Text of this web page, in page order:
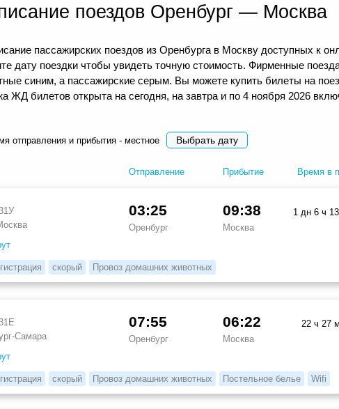
поездов Оренбург — Москва
пассажирских поездов из Оренбурга в Москву доступных к
дату поездки чтобы увидеть точную стоимость. Фирменные
синим, а пассажирские серым. Вы можете купить билеты на
ЖД билетов открыта на сегодня, на завтра и по 4 ноября 2026
отправления и прибытия - местное Выбрать дату
Отправление Прибытие Время в
03:25
Оренбург
09:38
Москва
1 дн 6 ч
скорый Провоз домашних животных
Самара
07:55
Оренбург
06:22
Москва
22 ч 27
скорый Провоз домашних животных Постельное белье Wifi